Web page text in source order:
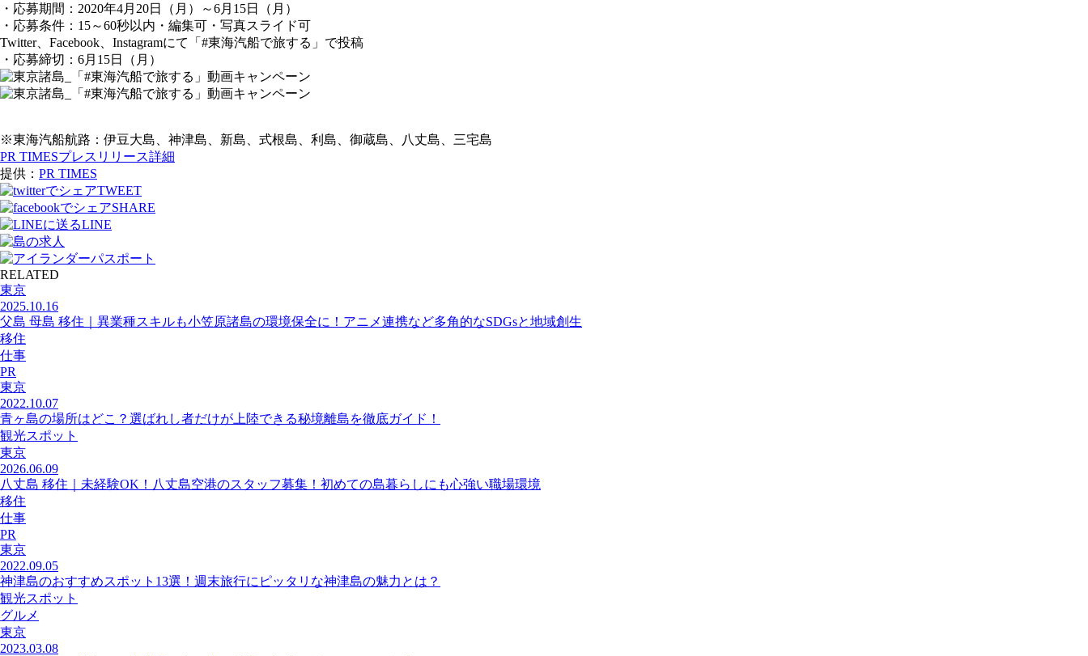
・応募期間：2020年4月20日（月）～6月15日（月）
・応募条件：15～60秒以内・編集可・写真スライド可
Twitter、Facebook、Instagramにて「#東海汽船で旅する」で投稿
・応募締切：6月15日（月）
※東海汽船航路：伊豆大島、神津島、新島、式根島、利島、御蔵島、八丈島、三宅島
PR TIMESプレスリリース詳細
提供： PR TIMES
TWEET
SHARE
LINE
RELATED
東京
2025.10.16
父島 母島 移住｜異業種スキルも小笠原諸島の環境保全に！アニメ連携など多角的なSDGsと地域創生
移住
仕事
PR
東京
2022.10.07
青ヶ島の場所はどこ？選ばれし者だけが上陸できる秘境離島を徹底ガイド！
観光スポット
東京
2026.06.09
八丈島 移住｜未経験OK！八丈島空港のスタッフ募集！初めての島暮らしにも心強い職場環境
移住
仕事
PR
東京
2022.09.05
神津島のおすすめスポット13選！週末旅行にピッタリな神津島の魅力とは？
観光スポット
グルメ
東京
2023.03.08